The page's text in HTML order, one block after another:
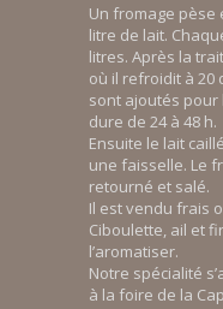
Un fromage pèse
litre de lait.
litres. Après la
où il refroidit à 20
sont ajoutés pour
dure de 24 à 48 h.
Ensuite le lait
une faisselle. Le
retourné et salé.
Il est vendu frais
Ciboulette, ail et
l’aromatiser.
Notre spécialité
à la foire de la